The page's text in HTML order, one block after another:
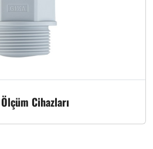
Cihazları